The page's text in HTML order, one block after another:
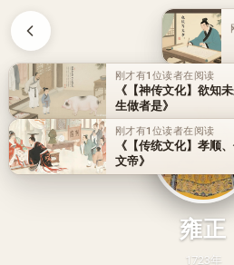
雍正
1723年
刚才有1位读者在阅读
《【神传文化】欲知
生做者是》
刚才有1位读者在阅读
《【传统文化】孝顺
文帝》